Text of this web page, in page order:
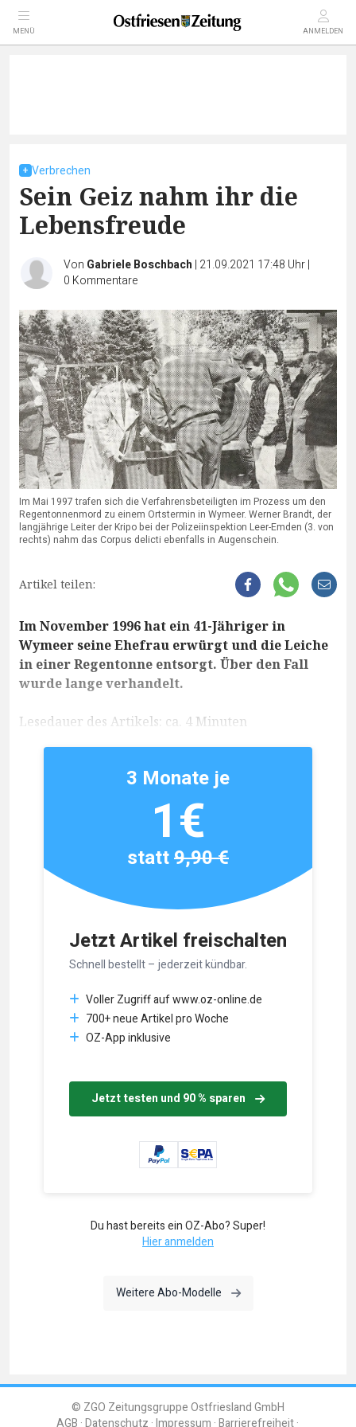
MENÜ ANMELDEN
Verbrechen
Sein Geiz nahm ihr die
Lebensfreude
Von Gabriele Boschbach | 21.09.2021 17:48 Uhr|
0 Kommentare
Im Mai 1997 trafen sich die Verfahrensbeteiligten im Prozess um den
Regentonnenmord zu einem Ortstermin in Wymeer. Werner Brandt, der
langjährige Leiter der Kripo bei der Polizeiinspektion Leer-Emden (3. von
rechts) nahm das Corpus delicti ebenfalls in Augenschein.
Artikel teilen:
Im November 1996 hat ein 41-Jähriger in
Wymeer seine Ehefrau erwürgt und die Leiche
in einer Regentonne entsorgt. Über den Fall
wurde lange verhandelt.
Lesedauer des Artikels: ca. 4 Minuten
Jetzt Artikel freischalten
Schnell bestellt – jederzeit kündbar.
Voller Zugriff auf www.oz-online.de
700+ neue Artikel pro Woche
OZ-App inklusive
Jetzt testen und 90 % sparen
3 Monate je
1€
statt9,90 €
Du hast bereits ein OZ-Abo? Super!
Hier anmelden
Weitere Abo-Modelle
© ZGO Zeitungsgruppe Ostfriesland GmbH
AGB Datenschutz Impressum Barrierefreiheit